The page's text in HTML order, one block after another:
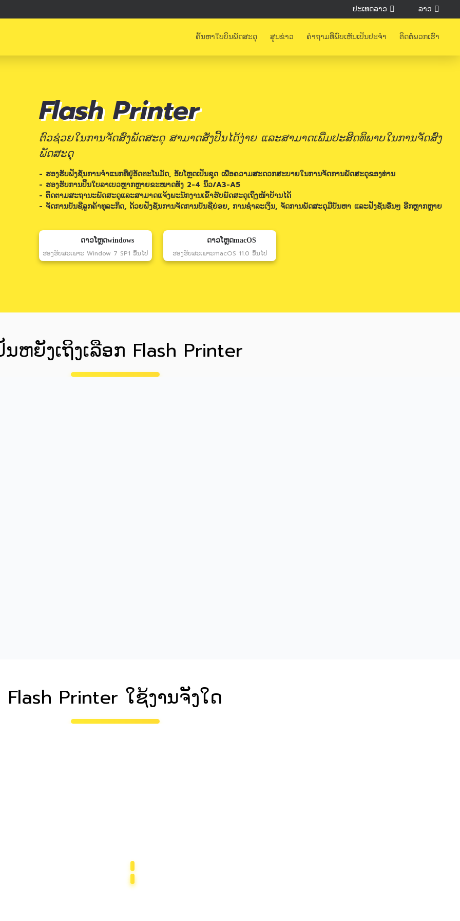
ປະເທດລາວ ລາວ
ຄົ້ນຫາໃບບິນພັດສະດຸ ສູນຂ່າວ ຄຳຖາມທີ່ພົບເຫັນເປັນປະຈຳ ຕິດຕໍ່ພວກເຮົາ
Flash Printer
ຕົວຊ່ວຍໃນການຈັດສົ່ງພັດສະດຸ ສາມາດສັ່ງປິ້ນໄດ້ງ່າຍ ແລະສາມາດເພີ່ມປະສິດທິພາບໃນການຈັດສົ່ງ
ພັດສະດຸ
- ຮອງຮັບຟັງຊັ່ນການຈຳແນກທີ່ຢູ່ອັດຕະໂນມັດ, ອັບໂຫຼດເປັນຊຸດ ເພື່ອຄວາມສະດວກສະບາຍໃນການຈັດການພັດສະດຸຂອງທ່ານ
- ຮອງຮັບການປິ້ນໃບລາເບວຫຼາກຫຼາຍຂະໜາດທັງ 2-4 ນິ້ວ/A3-A5
- ຕິດຕາມສະຖານະພັດສະດຸແລະສາມາດແຈ້ງພະນັກງານເຂົ້າຮັບພັດສະດຸເຖິງໜ້າບ້ານໄດ້
- ຈັດການບັນຊີລູກຄ້າທຸລະກິດ, ດ້ວຍຟັງຊັ່ນການຈັດການບັນຊີຍ່ອຍ, ການຊຳລະເງິນ, ຈັດການພັດສະດຸມີບັນຫາ ແລະຟັງຊັ່ນອື່ນໆ ອີກຫຼາກຫຼາຍ
ດາວໂຫຼດwindows
ຮອງຮັບສະເພາະ Window 7 SP1 ຂຶ້ນໄປ
ດາວໂຫຼດmacOS
ຮອງຮັບສະເພາະmacOS 11.0 ຂຶ້ນໄປ
ນຫຍັງເຖິງເລືອກ Flash Printer
Flash Printer ໃຊ້ງານຈັງໃດ